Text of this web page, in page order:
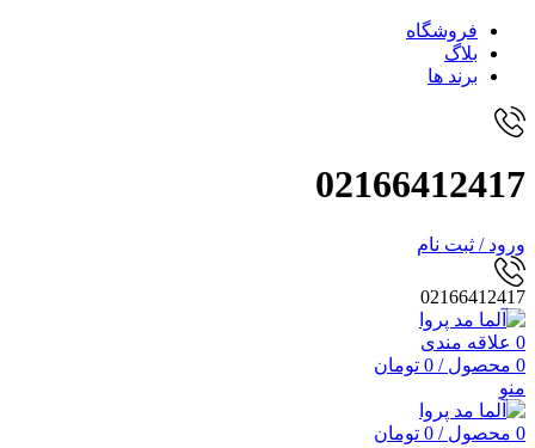
فروشگاه
بلاگ
برند ها
02166412417
ورود / ثبت نام
02166412417
0 علاقه مندی
0 محصول /
0 تومان
منو
0 محصول /
0 تومان